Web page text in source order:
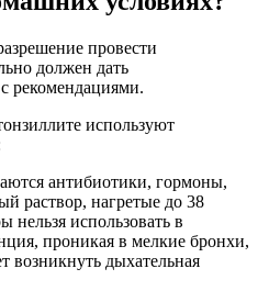
провести
должен дать
рекомендациями.
используют
антибиотики, гормоны,
раствор, нагретые до 38
нельзя использовать в
проникая в мелкие бронхи,
возникнуть дыхательная